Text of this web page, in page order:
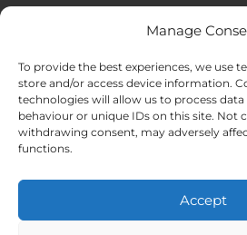
Manage
To provide the best experiences, we use
store and/or access device information.
technologies will allow us to process
behaviour or unique IDs on this site. Not
withdrawing consent, may adversely
functions.
Accept
Valencia
DMC-Services in ganz Spanien